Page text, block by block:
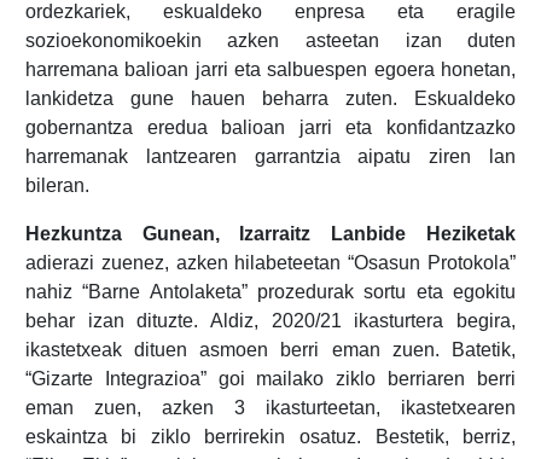
ordezkariek, eskualdeko enpresa eta eragile
sozioekonomikoekin azken asteetan izan duten
harremana balioan jarri eta salbuespen egoera honetan,
lankidetza gune hauen beharra zuten. Eskualdeko
gobernantza eredua balioan jarri eta konfidantzazko
harremanak lantzearen garrantzia aipatu ziren lan
bileran.
Hezkuntza Gunean, Izarraitz Lanbide Heziketak
adierazi zuenez, azken hilabeteetan “Osasun Protokola”
nahiz “Barne Antolaketa” prozedurak sortu eta egokitu
behar izan dituzte. Aldiz, 2020/21 ikasturtera begira,
ikastetxeak dituen asmoen berri eman zuen. Batetik,
“Gizarte Integrazioa” goi mailako ziklo berriaren berri
eman zuen, azken 3 ikasturteetan, ikastetxearen
eskaintza bi ziklo berrirekin osatuz. Bestetik, berriz,